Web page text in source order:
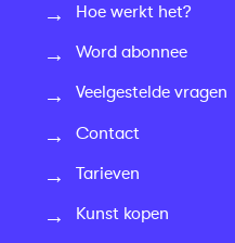
Hoe werkt het?
Word abonnee
Veelgestelde vragen
Contact
Tarieven
Kunst kopen